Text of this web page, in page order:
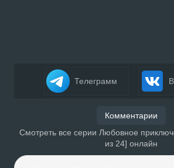
Телеграмм
Комментарии
Смотреть все серии Любовное
из 24] онлайн